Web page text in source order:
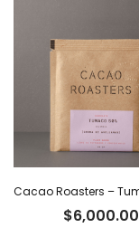
$6,000.00